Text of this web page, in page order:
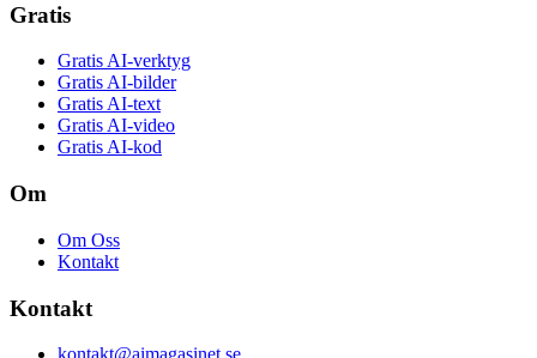
Gratis
Gratis AI-verktyg
Gratis AI-bilder
Gratis AI-text
Gratis AI-video
Gratis AI-kod
Om
Om Oss
Kontakt
Kontakt